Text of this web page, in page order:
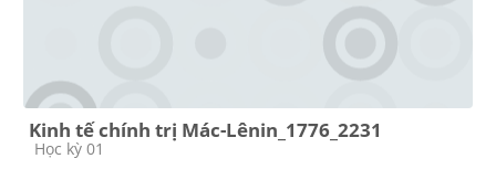
Kinh tế chính trị Mác-Lênin_1776_2231
Course category
Học kỳ 01